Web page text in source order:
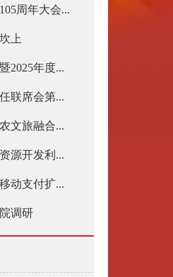
周年大会...
上
2025年度...
联席会第...
文旅融合...
源开发利...
动支付扩...
调研